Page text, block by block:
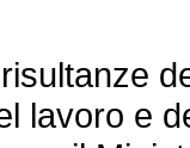
lavoro e